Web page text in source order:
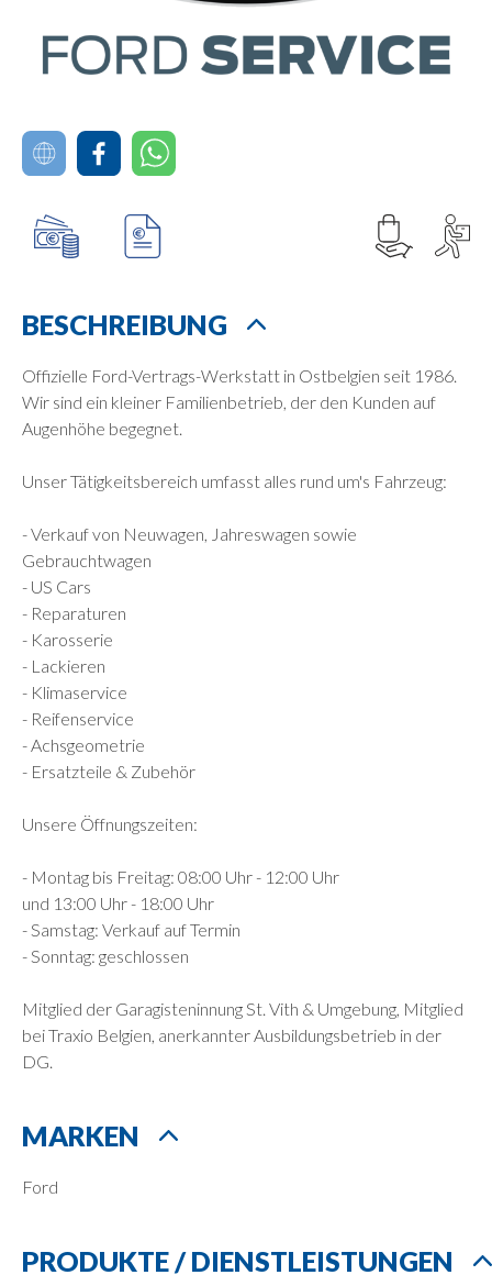
BESCHREIBUNG
Offizielle Ford-Vertrags-Werkstatt in Ostbelgien seit 1986.
Wir sind ein kleiner Familienbetrieb, der den Kunden auf
Augenhöhe begegnet.
Unser Tätigkeitsbereich umfasst alles rund um's Fahrzeug:
- Verkauf von Neuwagen, Jahreswagen sowie
Gebrauchtwagen
- US Cars
- Reparaturen
- Karosserie
- Lackieren
- Klimaservice
- Reifenservice
- Achsgeometrie
- Ersatzteile & Zubehör
Unsere Öffnungszeiten:
- Montag bis Freitag: 08:00 Uhr - 12:00 Uhr
und 13:00 Uhr - 18:00 Uhr
- Samstag: Verkauf auf Termin
- Sonntag: geschlossen
Mitglied der Garagisteninnung St. Vith & Umgebung, Mitglied
bei Traxio Belgien, anerkannter Ausbildungsbetrieb in der
DG.
MARKEN
Ford
PRODUKTE / DIENSTLEISTUNGEN